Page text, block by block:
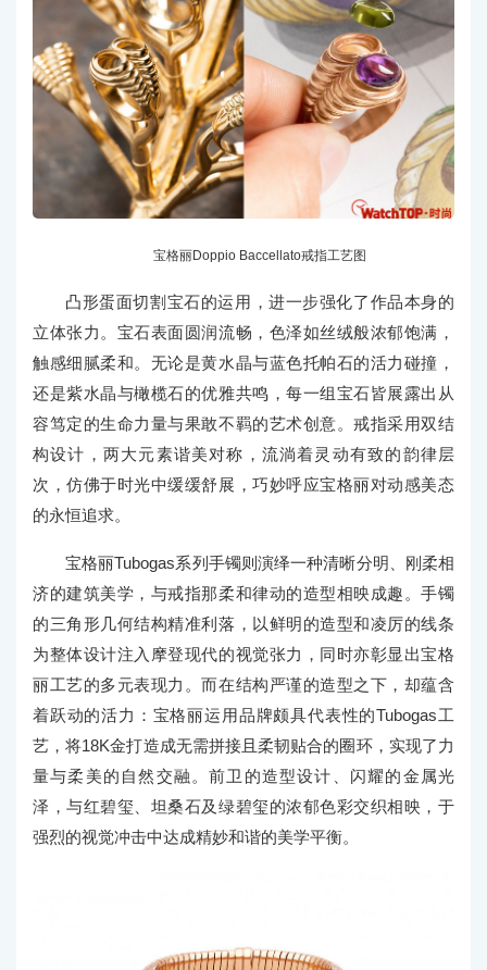
宝格丽Doppio Baccellato戒指工艺图
凸形蛋面切割宝石的运用，进一步强化了作品本身的
立体张力。宝石表面圆润流畅，色泽如丝绒般浓郁饱满，
触感细腻柔和。无论是黄水晶与蓝色托帕石的活力碰撞，
还是紫水晶与橄榄石的优雅共鸣，每一组宝石皆展露出从
容笃定的生命力量与果敢不羁的艺术创意。戒指采用双结
构设计，两大元素谐美对称，流淌着灵动有致的韵律层
次，仿佛于时光中缓缓舒展，巧妙呼应宝格丽对动感美态
的永恒追求。
宝格丽Tubogas系列手镯则演绎一种清晰分明、刚柔相
济的建筑美学，与戒指那柔和律动的造型相映成趣。手镯
的三角形几何结构精准利落，以鲜明的造型和凌厉的线条
为整体设计注入摩登现代的视觉张力，同时亦彰显出宝格
丽工艺的多元表现力。而在结构严谨的造型之下，却蕴含
着跃动的活力：宝格丽运用品牌颇具代表性的Tubogas工
艺，将18K金打造成无需拼接且柔韧贴合的圈环，实现了力
量与柔美的自然交融。前卫的造型设计、闪耀的金属光
泽，与红碧玺、坦桑石及绿碧玺的浓郁色彩交织相映，于
强烈的视觉冲击中达成精妙和谐的美学平衡。